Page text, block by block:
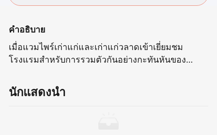
คำอธิบาย
เมื่อแวมไพร์เก่าแก่และเก่าแก่วลาดเข้าเยี่ยมชม
โรงแรมสำหรับการรวมตัวกันอย่างกะทันหันของ
สู่การปะทะกันอย่างดุเดือดระหว่างคลาสสิกของยุค
เหนือธรรมชาติและแนวโน้มที่ทันสมัย
นักแสดงนำ